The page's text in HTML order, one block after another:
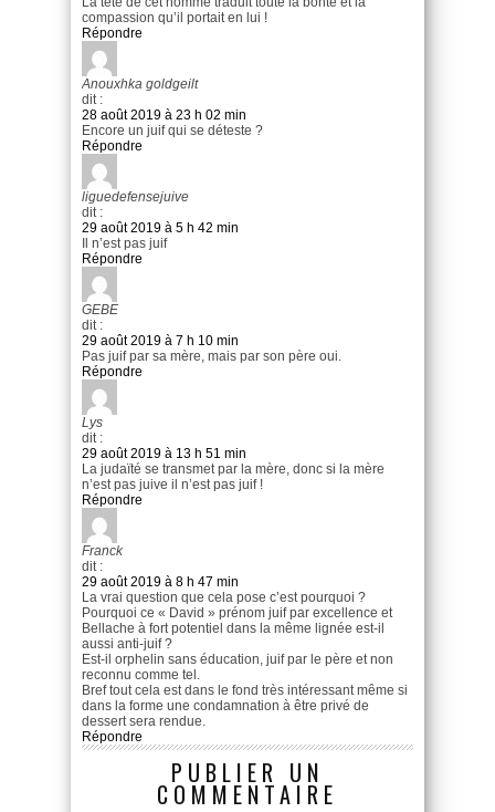
compassion qu’il portait en lui !
Répondre
Anouxhka goldgeilt
dit :
28 août 2019 à 23 h 02 min
Encore un juif qui se déteste ?
Répondre
liguedefensejuive
dit :
29 août 2019 à 5 h 42 min
Il n’est pas juif
Répondre
GEBE
dit :
29 août 2019 à 7 h 10 min
Pas juif par sa mère, mais par son père oui.
Répondre
Lys
dit :
29 août 2019 à 13 h 51 min
La judaïté se transmet par la mère, donc si la mère
n’est pas juive il n’est pas juif !
Répondre
Franck
dit :
29 août 2019 à 8 h 47 min
La vrai question que cela pose c’est pourquoi ?
Pourquoi ce « David » prénom juif par excellence et
Bellache à fort potentiel dans la même lignée est-il
aussi anti-juif ?
Est-il orphelin sans éducation, juif par le père et non
reconnu comme tel.
Bref tout cela est dans le fond très intéressant même si
dans la forme une condamnation à être privé de
dessert sera rendue.
Répondre
PUBLIER UN
COMMENTAIRE